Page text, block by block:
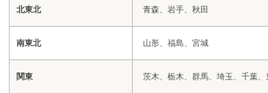
北東北 青森、岩手、秋田
南東北 山形、福島、宮城
関東 茨木、栃木、群馬、埼玉、千葉